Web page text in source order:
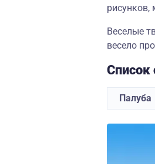
Веселые
весело
Палуба